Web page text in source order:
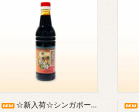
☆新入荷☆シンガポールの老舗ブランド『廣祥泰』／鶏飯老抽(640ml入)／濃い口醤油(たまり醤油)／※瓶物のため常温・冷蔵のみ【冷凍不可】／1-4本以下の場合別途梱包手数料220円